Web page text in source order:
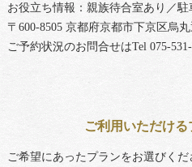
お役立ち情報：親族待合室あり／駐
〒600-8505 京都府京都市下京区烏
ご予約状況のお問合せはTel 075‐531-
ご利用いただけ
ご希望にあったプランをお選びく